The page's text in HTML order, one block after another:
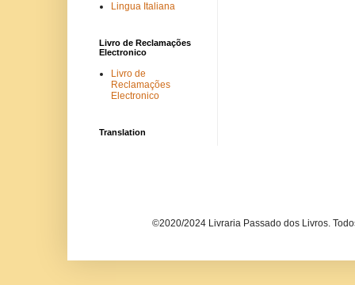
Lingua Italiana
Livro de Reclamações
Electronico
Livro de
Reclamações
Electronico
Translation
©2020/2024 Livraria Passado dos Livros.